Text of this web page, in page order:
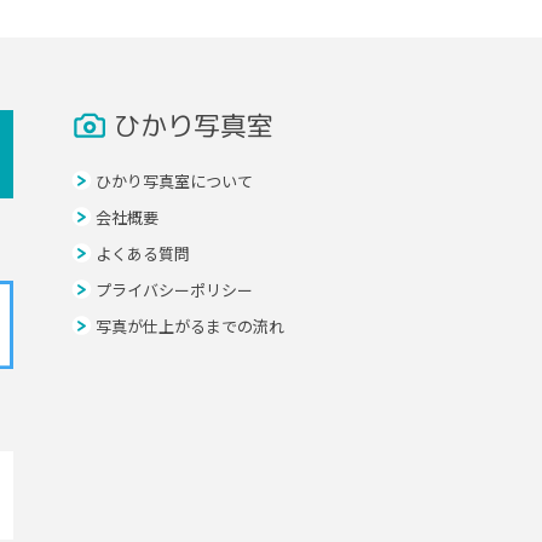
ひかり写真室
ひかり写真室について
会社概要
よくある質問
プライバシーポリシー
写真が仕上がるまでの流れ